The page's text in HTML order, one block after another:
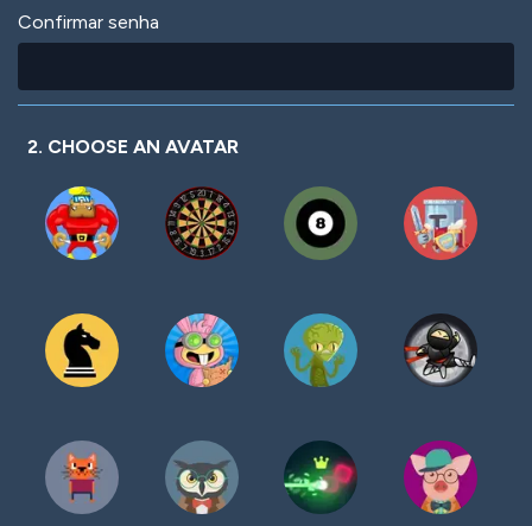
Confirmar senha
2. CHOOSE AN AVATAR